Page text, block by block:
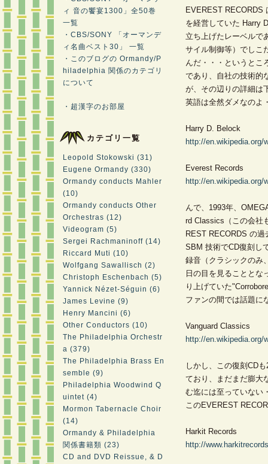
ィ 音の饗宴1300」全50巻
一覧
・CBS/SONY 「オーマンデ
ィ名曲ベスト30」 一覧
・このブログの Ormandy/P
hiladelphia 関係のカテゴリ
について
・超漢字のお部屋
カテゴリ一覧
Leopold Stokowski (31)
Eugene Ormandy (330)
Ormandy conducts Mahler
(10)
Ormandy conducts Other
Orchestras (12)
Videogram (5)
Sergei Rachmaninoff (14)
Riccard Muti (10)
Wolfgang Sawallisch (2)
Christoph Eschenbach (5)
Yannick Nézet-Séguin (6)
James Levine (9)
Henry Mancini (6)
Other Conductors (10)
The Philadelphia Orchestr
a (379)
The Philadelphia Brass En
semble (9)
Philadelphia Woodwind Q
uintet (4)
Mormon Tabernacle Choir
(14)
Ormandy & Philadelphia
関係書籍類 (23)
CD and DVD Reissue, & D
EVEREST RECORDS
を経営していた Harry
立ち上げたレーベルで
サイル制御等）でしこ
んだ・・・というとこ
であり、自社の技術的
が、その辺りの詳細は
英語は全然ダメなのよ
Harry D. Belock
http://en.wikipedia.org/
Everest Records
http://en.wikipedia.org/
んで、1993年、
rd Classics（この会社
REST RECORDS の
SBM 技術でCD復刻し
録音（クラシックのみ
日の目を見ることとな
り上げていた
ファンの間では話題に
Vanguard Classics
http://en.wikipedia.org/
しかし、この復刻CD
ており、まだまだ膨大
む迄には至っていない
このEVEREST
Harkit Records
http://